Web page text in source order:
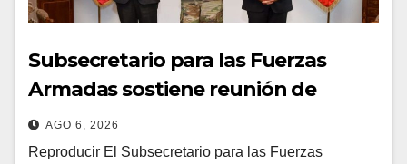
Subsecretario para las Fuerzas
Armadas sostiene reunión de
trabajo con el Comandante en Jefe
del Ejército
AGO 6, 2026
Reproducir El Subsecretario para las Fuerzas